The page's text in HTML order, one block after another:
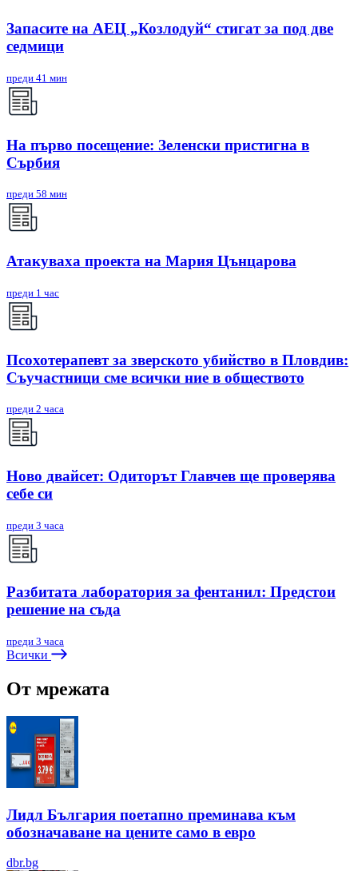
Запасите на АЕЦ „Козлодуй“ стигат за под две
седмици
преди 41 мин
На първо посещение: Зеленски пристигна в
Сърбия
преди 58 мин
Атакуваха проекта на Мария Цънцарова
преди 1 час
Псохотерапевт за зверското убийство в Пловдив:
Съучастници сме всички ние в обществото
преди 2 часа
Ново двайсет: Одиторът Главчев ще проверява
себе си
преди 3 часа
Разбитата лаборатория за фентанил: Предстои
решение на съда
преди 3 часа
Всички
От мрежата
Лидл България поетапно преминава към
обозначаване на цените само в евро
dbr.bg